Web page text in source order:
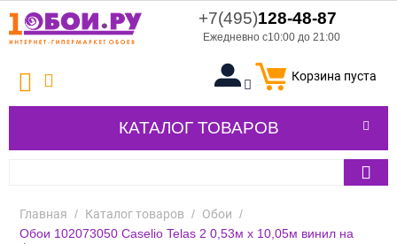
+7(495)128-48-87
Ежедневно с10:00 до 21:00
Корзина пуста
КАТАЛОГ ТОВАРОВ
Главная / Каталог товаров / Обои /
Обои 102073050 Caselio Telas 2 0,53м x 10,05м винил на